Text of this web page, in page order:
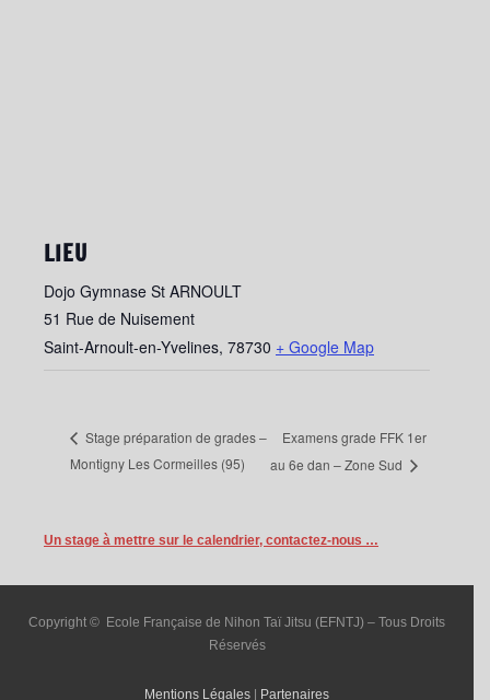
LIEU
Dojo Gymnase St ARNOULT
51 Rue de Nuisement
Saint-Arnoult-en-Yvelines, 78730 + Google Map
Stage préparation de grades –
Montigny Les Cormeilles (95)
Examens grade FFK 1er
au 6e dan – Zone Sud
Un stage à mettre sur le calendrier, contactez-nous …
Copyright © Ecole Française de Nihon Taï Jitsu (EFNTJ) – Tous Droits
Réservés
Mentions Légales | Partenaires